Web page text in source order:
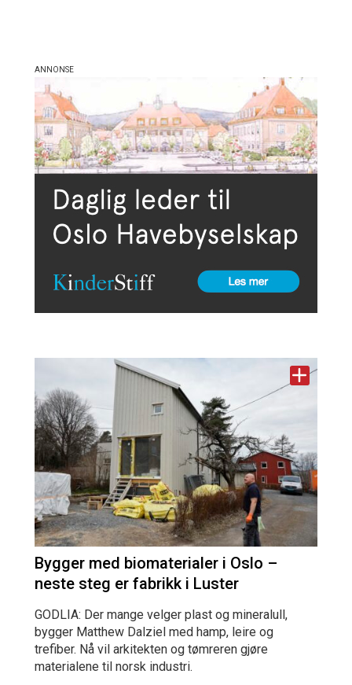
Bygger med biomaterialer i Oslo –
neste steg er fabrikk i Luster
GODLIA: Der mange velger plast og mineralull,
bygger Matthew Dalziel med hamp, leire og
trefiber. Nå vil arkitekten og tømreren gjøre
materialene til norsk industri.